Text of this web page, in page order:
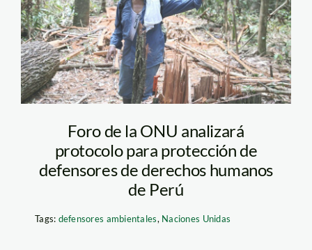
Foro de la ONU analizará
protocolo para protección de
defensores de derechos humanos
de Perú
Tags: defensores ambientales, Naciones Unidas